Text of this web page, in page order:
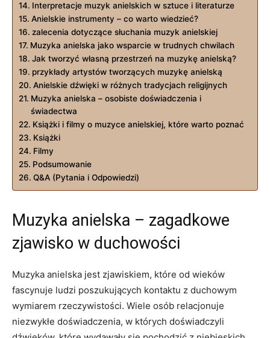
Interpretacje ⁢muzyk ​anielskich w ⁤sztuce i⁤ literaturze
Anielskie instrumenty⁣ – co warto wiedzieć?
zalecenia dotyczące ‌słuchania⁢ muzyk⁤ anielskiej
Muzyka ⁣anielska‌ jako wsparcie w trudnych chwilach
Jak ​tworzyć własną przestrzeń na‌ muzykę anielską?
przykłady artystów tworzących ⁣muzykę⁤ anielską
Anielskie dźwięki w różnych​ tradycjach religijnych
Muzyka anielska – osobiste doświadczenia i
świadectwa
Książki i filmy o muzyce anielskiej, ⁣które warto‌ poznać
Książki
Filmy
Podsumowanie
Q&A (Pytania i ⁣Odpowiedzi)
Muzyka anielska – ⁢zagadkowe⁤
zjawisko⁢ w duchowości
Muzyka⁤ anielska jest zjawiskiem, które ⁢od wieków
fascynuje ludzi poszukujących ⁢kontaktu z duchowym
wymiarem ⁢rzeczywistości. Wiele osób relacjonuje
niezwykłe ‌doświadczenia,⁣ w których doświadczyli